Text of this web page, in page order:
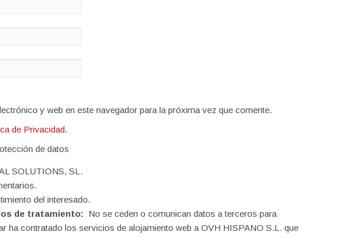
y web en este navegador para la próxima vez que comente.
de Privacidad.
de datos
SOLUTIONS, SL.
del interesado.
de tratamiento: No se ceden o comunican datos a terceros para
ha contratado los servicios de alojamiento web a OVH HISPANO S.L. que